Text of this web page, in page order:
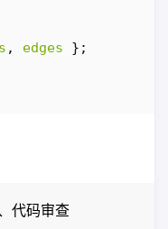
, edges
};
代码审查